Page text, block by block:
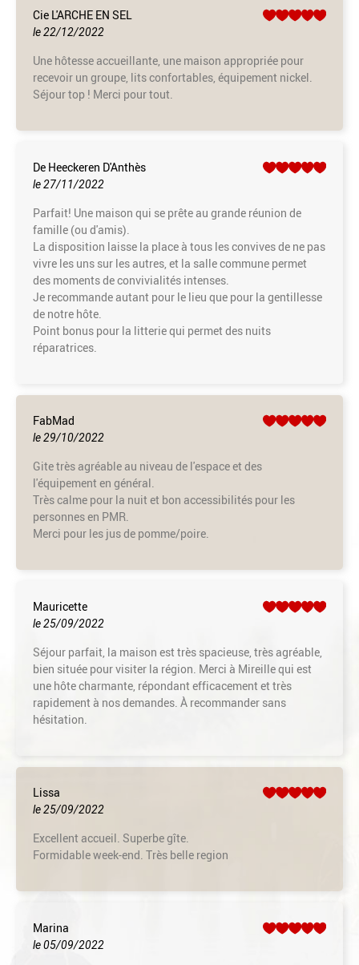
Cie L'ARCHE EN SEL
le 22/12/2022
Une hôtesse accueillante, une maison appropriée pour
recevoir un groupe, lits confortables, équipement nickel.
Séjour top ! Merci pour tout.
De Heeckeren D'Anthès
le 27/11/2022
Parfait! Une maison qui se prête au grande réunion de
famille (ou d'amis).
La disposition laisse la place à tous les convives de ne pas
vivre les uns sur les autres, et la salle commune permet
des moments de convivialités intenses.
Je recommande autant pour le lieu que pour la gentillesse
de notre hôte.
Point bonus pour la litterie qui permet des nuits
réparatrices.
FabMad
le 29/10/2022
Gite très agréable au niveau de l'espace et des
l'équipement en général.
Très calme pour la nuit et bon accessibilités pour les
personnes en PMR.
Merci pour les jus de pomme/poire.
Mauricette
le 25/09/2022
Séjour parfait, la maison est très spacieuse, très agréable,
bien située pour visiter la région. Merci à Mireille qui est
une hôte charmante, répondant efficacement et très
rapidement à nos demandes. À recommander sans
hésitation.
Lissa
le 25/09/2022
Excellent accueil. Superbe gîte.
Formidable week-end. Très belle region
Marina
le 05/09/2022